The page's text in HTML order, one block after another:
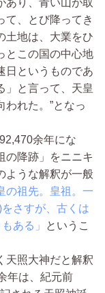
あり、青い山が取
て、とび降ってき
土地は、大業をひ
とこの国の中心地
日というものであ
」と言って、天皇
れた。”となっ
余年にな
の降跡」をニニキ
ような解釈が一般
の祖先。皇祖。一
さすが、古くは
ある」
というこ
天照大神だと解釈
年は、紀元前